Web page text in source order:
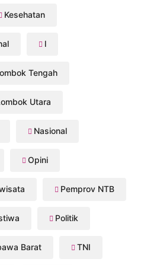
Kesehatan
l
Tengah
Utara
Nasional
Opini
Pemprov NTB
Politik
Barat TNI